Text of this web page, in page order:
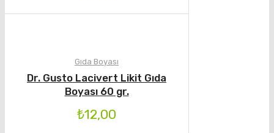
Gıda Boyası
Dr. Gusto Lacivert Likit Gıda
Boyası 60 gr.
₺12,00